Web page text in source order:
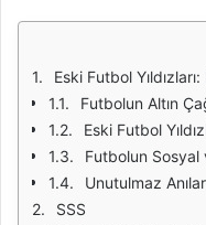
Eski Futbol
Futbolun Altın
Eski Futbol
Futbolun Sosyal
Unutulmaz
SSS